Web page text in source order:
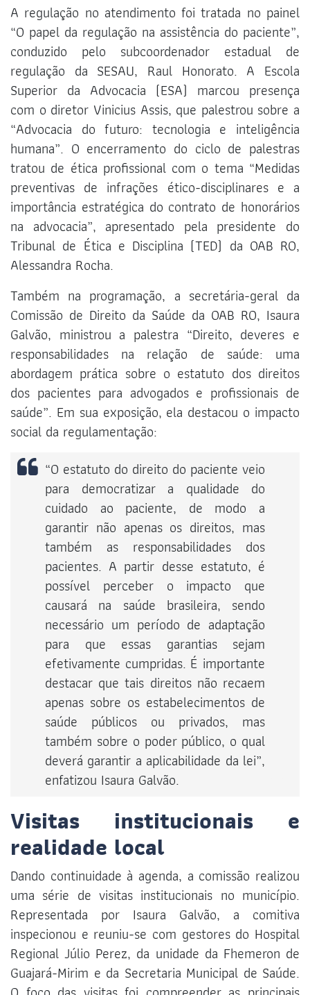
A regulação no atendimento foi tratada no painel
“O papel da regulação na assistência do paciente”,
conduzido pelo subcoordenador estadual de
regulação da SESAU, Raul Honorato. A Escola
Superior da Advocacia (ESA) marcou presença
com o diretor Vinicius Assis, que palestrou sobre a
“Advocacia do futuro: tecnologia e inteligência
humana”. O encerramento do ciclo de palestras
tratou de ética profissional com o tema “Medidas
preventivas de infrações ético-disciplinares e a
importância estratégica do contrato de honorários
na advocacia”, apresentado pela presidente do
Tribunal de Ética e Disciplina (TED) da OAB RO,
Alessandra Rocha.
Também na programação, a secretária-geral da
Comissão de Direito da Saúde da OAB RO, Isaura
Galvão, ministrou a palestra “Direito, deveres e
responsabilidades na relação de saúde: uma
abordagem prática sobre o estatuto dos direitos
dos pacientes para advogados e profissionais de
saúde”. Em sua exposição, ela destacou o impacto
social da regulamentação:
“O estatuto do direito do paciente veio
para democratizar a qualidade do
cuidado ao paciente, de modo a
garantir não apenas os direitos, mas
também as responsabilidades dos
pacientes. A partir desse estatuto, é
possível perceber o impacto que
causará na saúde brasileira, sendo
necessário um período de adaptação
para que essas garantias sejam
efetivamente cumpridas. É importante
destacar que tais direitos não recaem
apenas sobre os estabelecimentos de
saúde públicos ou privados, mas
também sobre o poder público, o qual
deverá garantir a aplicabilidade da lei”,
enfatizou Isaura Galvão.
Visitas institucionais e
realidade local
Dando continuidade à agenda, a comissão realizou
uma série de visitas institucionais no município.
Representada por Isaura Galvão, a comitiva
inspecionou e reuniu-se com gestores do Hospital
Regional Júlio Perez, da unidade da Fhemeron de
Guajará-Mirim e da Secretaria Municipal de Saúde.